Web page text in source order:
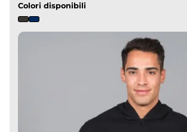
Colori disponibili